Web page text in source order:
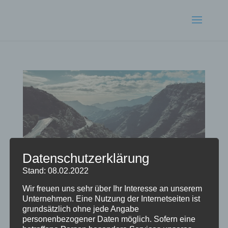
Gran Canaria – Alles, außer mittelmäßig
vonRadlausicker|Jan. 4, 2026|Radferien
Datenschutzerklärung
Stand: 08.02.2022
Wir freuen uns sehr über Ihr Interesse an unserem
Unternehmen. Eine Nutzung der Internetseiten ist
grundsätzlich ohne jede Angabe
personenbezogener Daten möglich. Sofern eine